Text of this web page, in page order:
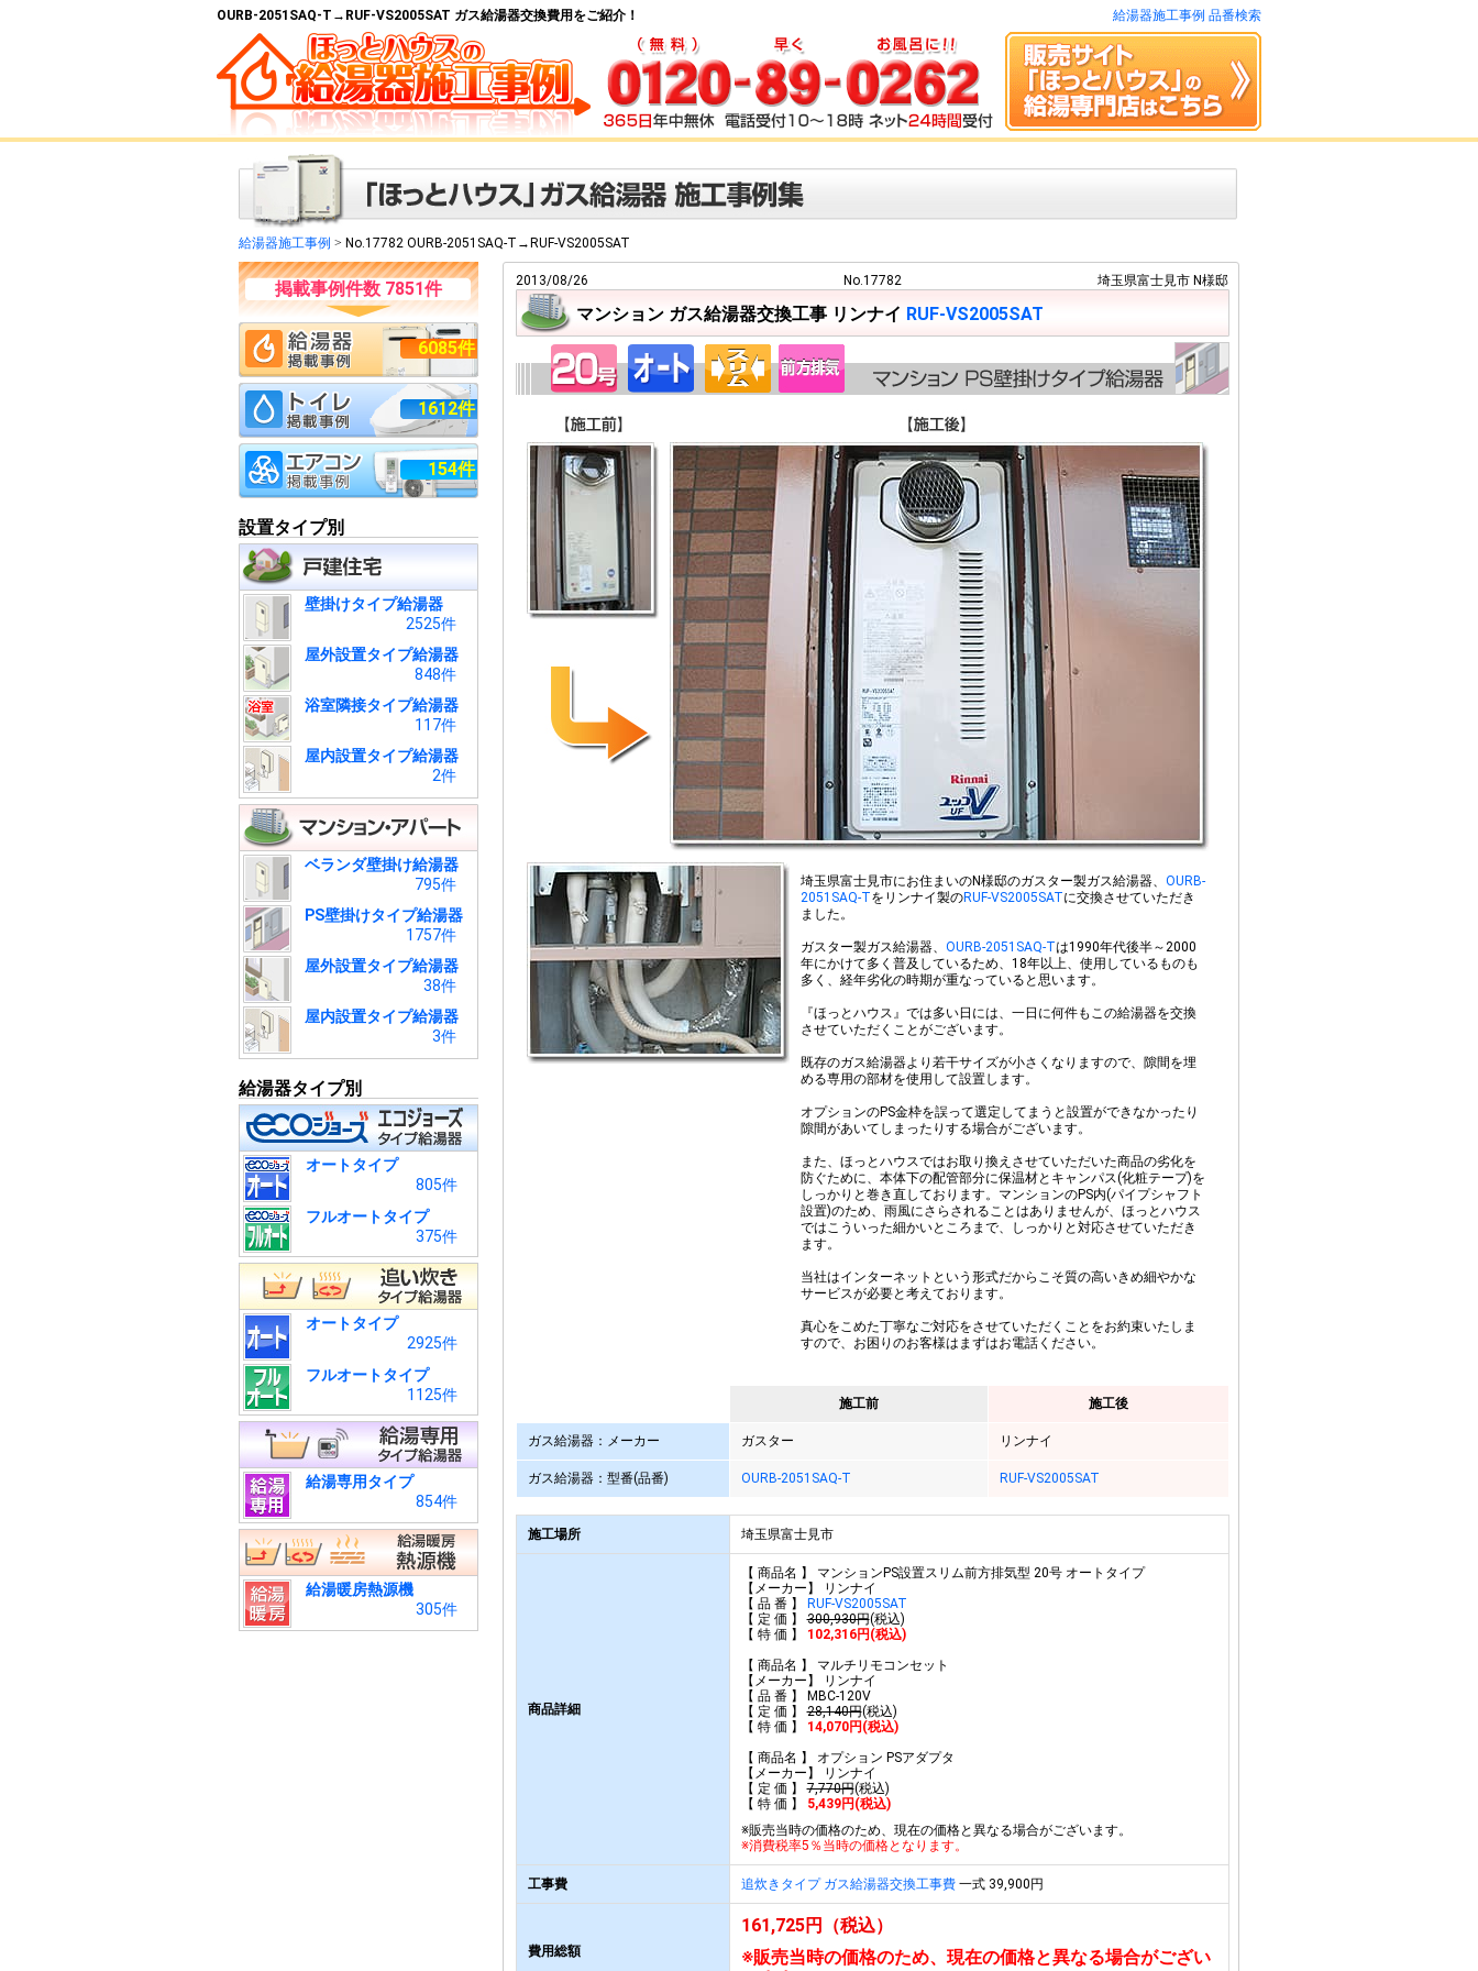
OURB-2051SAQ-T→RUF-VS2005SAT ガス給湯器交換費用をご紹介！ 給湯器施工事例 品番検索
給湯器施工事例 > No.17782 OURB-2051SAQ-T→RUF-VS2005SAT
掲載事例件数 7851件
6085件
1612件
154件
設置タイプ別
壁掛けタイプ給湯器
2525件
屋外設置タイプ給湯器
848件
浴室隣接タイプ給湯器
117件
屋内設置タイプ給湯器
2件
ベランダ壁掛け給湯器
795件
PS壁掛けタイプ給湯器
1757件
屋外設置タイプ給湯器
38件
屋内設置タイプ給湯器
3件
給湯器タイプ別
オートタイプ
805件
フルオートタイプ
375件
オートタイプ
2925件
フルオートタイプ
1125件
給湯専用タイプ
854件
給湯暖房熱源機
305件
2013/08/26 No.17782 埼玉県富士見市 N様邸
マンション ガス給湯器交換工事 リンナイ RUF-VS2005SAT
埼玉県富士見市にお住まいのN様邸のガスター製ガス給湯器、 OURB-
2051SAQ-Tをリンナイ製のRUF-VS2005SATに交換させていただき
ました。
ガスター製ガス給湯器、 OURB-2051SAQ-Tは1990年代後半～2000
年にかけて多く普及しているため、18年以上、使用しているものも
多く、経年劣化の時期が重なっていると思います。
『ほっとハウス』では多い日には、一日に何件もこの給湯器を交換
させていただくことがございます。
既存のガス給湯器より若干サイズが小さくなりますので、隙間を埋
める専用の部材を使用して設置します。
オプションのPS金枠を誤って選定してまうと設置ができなかったり
隙間があいてしまったりする場合がございます。
また、ほっとハウスではお取り換えさせていただいた商品の劣化を
防ぐために、本体下の配管部分に保温材とキャンパス(化粧テープ)を
しっかりと巻き直しております。マンションのPS内(パイプシャフト
設置)のため、雨風にさらされることはありませんが、ほっとハウス
ではこういった細かいところまで、しっかりと対応させていただき
ます。
当社はインターネットという形式だからこそ質の高いきめ細やかな
サービスが必要と考えております。
真心をこめた丁寧なご対応をさせていただくことをお約束いたしま
すので、お困りのお客様はまずはお電話ください。
施工前 施工後
ガス給湯器：メーカー ガスター リンナイ
ガス給湯器：型番(品番) OURB-2051SAQ-T RUF-VS2005SAT
施工場所 埼玉県富士見市
商品詳細
【 商品名 】 マンションPS設置スリム前方排気型 20号 オートタイプ
【メーカー】 リンナイ
【 品 番 】
RUF-VS2005SAT
【 定 価 】300,930円(税込)
【 特 価 】
102,316円(税込)
【 商品名 】 マルチリモコンセット
【メーカー】 リンナイ
【 品 番 】 MBC-120V
【 定 価 】28,140円(税込)
【 特 価 】
14,070円(税込)
【 商品名 】 オプション PSアダプタ
【メーカー】 リンナイ
【 定 価 】7,770円(税込)
【 特 価 】
5,439円(税込)
※販売当時の価格のため、現在の価格と異なる場合がございます。
※消費税率5％当時の価格となります。
工事費 追炊きタイプ ガス給湯器交換工事費一式 39,900円
費用総額
161,725円（税込）
※販売当時の価格のため、現在の価格と異なる場合がござい